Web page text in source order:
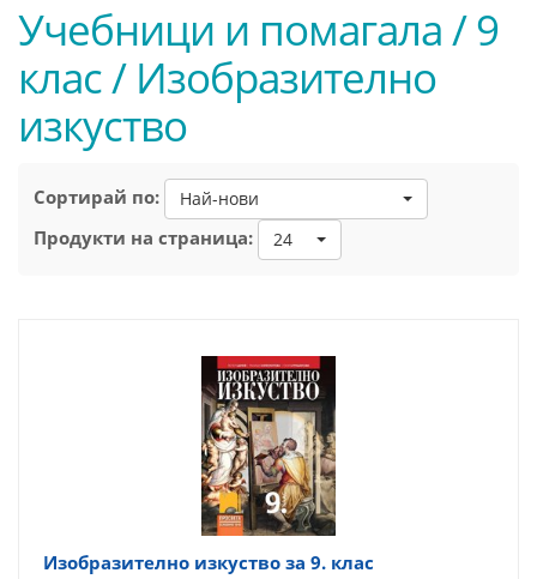
Учебници и помагала / 9
клас / Изобразително
изкуство
Сортирай по: Най-нови
Продукти на страница: 24
Изобразително изкуство за 9. клас